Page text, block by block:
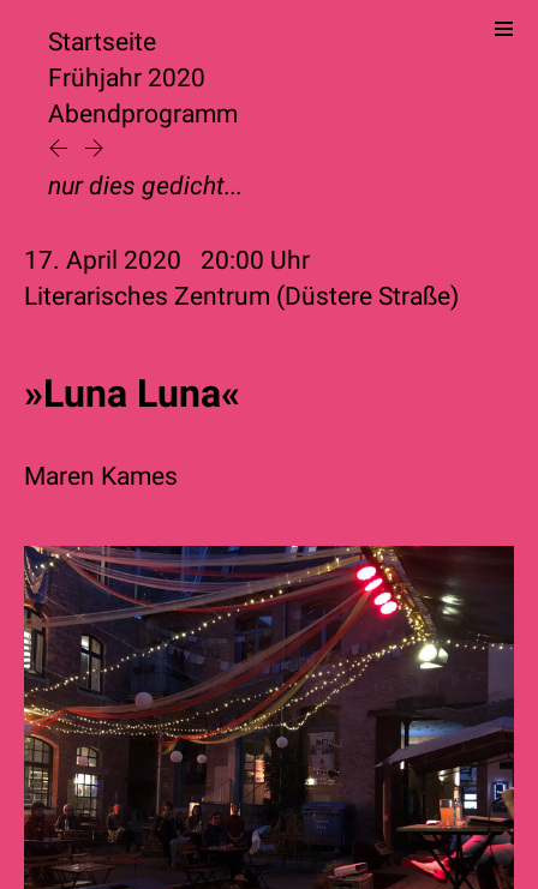
Startseite
Frühjahr 2020
Abendprogramm
nur dies gedicht...
17. April 2020 20:00 Uhr
Literarisches Zentrum (Düstere Straße)
»Luna Luna«
Maren Kames